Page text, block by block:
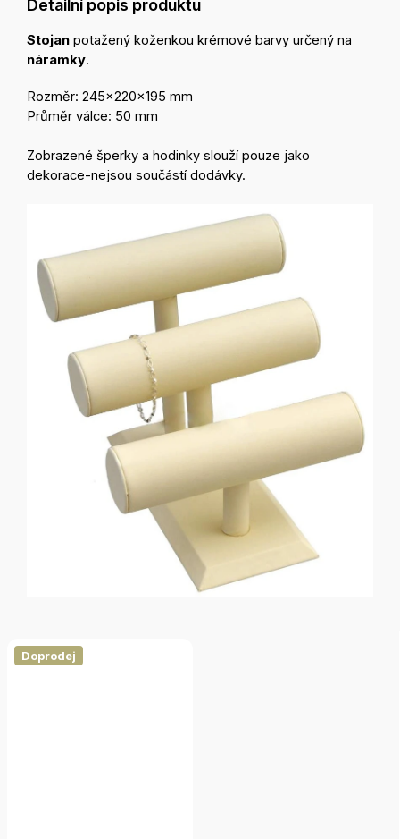
Detailní popis produktu
Stojan potažený koženkou krémové barvy určený na
náramky.
Rozměr: 245x220x195 mm
Průměr válce: 50 mm
Zobrazené šperky a hodinky slouží pouze jako
dekorace-nejsou součástí dodávky.
Doprodej